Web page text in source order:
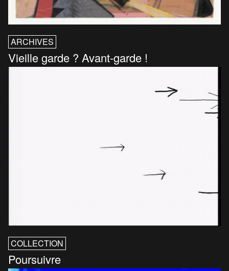
ARCHIVES
Vieille garde ? Avant-garde !
COLLECTION
Poursuivre